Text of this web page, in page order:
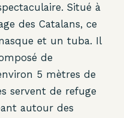
Situé à
des Catalans, ce
et un tuba. Il
de
5 mètres de
servent de refuge
autour des